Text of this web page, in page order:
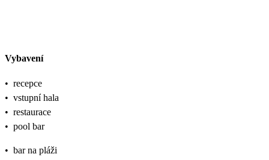
Vybavení
• recepce
• vstupní hala
• restaurace
• pool bar
• bar na pláži